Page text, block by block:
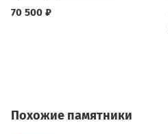
70 500 ₽
Похожие памятники